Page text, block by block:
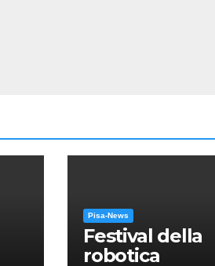
Pisa-News
Festival della
robotica